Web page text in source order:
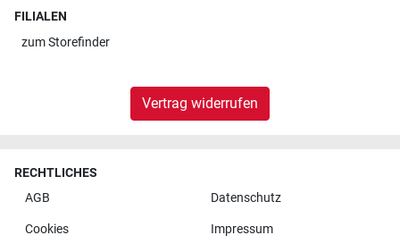
FILIALEN
zumStorefinder
Vertrag widerrufen
RECHTLICHES
AGB
Datenschutz
Cookies Impressum